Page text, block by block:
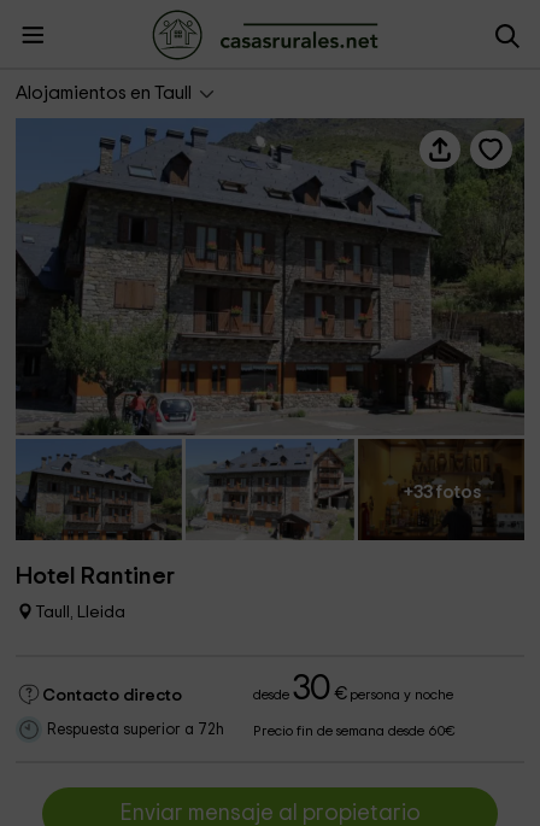
Alojamientos en Taull
+33 fotos
Hotel Rantiner
Taull, Lleida
Contacto directo desde30 €persona y noche
Respuesta superior a 72h Precio fin de semana desde 60€
Enviar mensaje al propietario